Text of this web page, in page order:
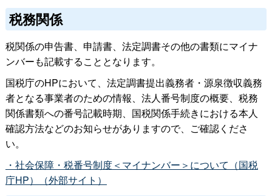
税務関係
税関係の申告書、申請書、法定調書その他の書類にマイナ
ンバーも記載することとなります。
国税庁のHPにおいて、法定調書提出義務者・源泉徴収義務
者となる事業者のための情報、法人番号制度の概要、税務
関係書類への番号記載時期、国税関係手続きにおける本人
確認方法などのお知らせがありますので、ご確認くださ
い。
・社会保障・税番号制度＜マイナンバー＞について（国税
庁HP）（外部サイト）